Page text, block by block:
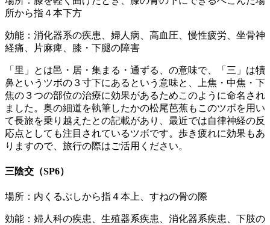
所から指４本下方
効能：消化器系の疾患、婦人病、高血圧、慢性疲労、坐骨神
経痛、片麻痺、膝・下腿の障害
「里」とは邑・居・集まる・通ずる、の意味で、「三」は犢
鼻というツボの３寸下にあるという意味と、上焦・中焦・下
焦の３つの部位の治療に効果があるためこのように命名され
ました。奥の細道を執筆したかの松尾芭蕉もこのツボを用い
て長旅を乗り越えたとの記載があり、最近では自律神経の反
応点としても注目されているツボです。歩き疲れに効果もあ
りますので、旅行の際はご活用ください。
三陰交（SP6）
場所：内くるぶしから指４本上、すねの骨の際
効能：婦人科の疾患、生殖器系疾患、消化器系疾患、下肢の